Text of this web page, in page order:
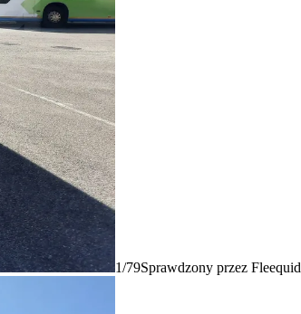
1/79Sprawdzony przez Fleequid